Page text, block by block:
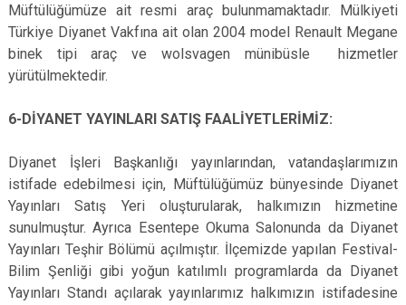
Müftülüğümüze ait resmi araç bulunmamaktadır. Mülkiyeti
Türkiye Diyanet Vakfına ait olan 2004 model Renault Megane
binek tipi araç ve wolsvagen münibüsle hizmetler
yürütülmektedir.
6-DİYANET YAYINLARI SATIŞ FAALİYETLERİMİZ:
Diyanet İşleri Başkanlığı yayınlarından, vatandaşlarımızın
istifade edebilmesi için, Müftülüğümüz bünyesinde Diyanet
Yayınları Satış Yeri oluşturularak, halkımızın hizmetine
sunulmuştur. Ayrıca Esentepe Okuma Salonunda da Diyanet
Yayınları Teşhir Bölümü açılmıştır. İlçemizde yapılan Festival-
Bilim Şenliği gibi yoğun katılımlı programlarda da Diyanet
Yayınları Standı açılarak yayınlarımız halkımızın istifadesine